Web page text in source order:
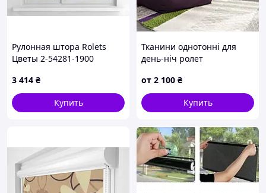
Рулонная штора Rolets
Цветы 2-54281-1900
Белая
3 414 ₴
Купить
Тканини однотонні для
день-ніч ролет
от 2 100 ₴
Купить